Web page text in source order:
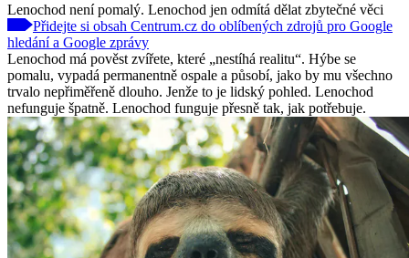
Lenochod není pomalý. Lenochod jen odmítá dělat zbytečné věci
Přidejte si obsah Centrum.cz do oblíbených zdrojů pro Google
hledání a Google zprávy
Lenochod má pověst zvířete, které „nestíhá realitu“. Hýbe se
pomalu, vypadá permanentně ospale a působí, jako by mu všechno
trvalo nepřiměřeně dlouho. Jenže to je lidský pohled. Lenochod
nefunguje špatně. Lenochod funguje přesně tak, jak potřebuje.